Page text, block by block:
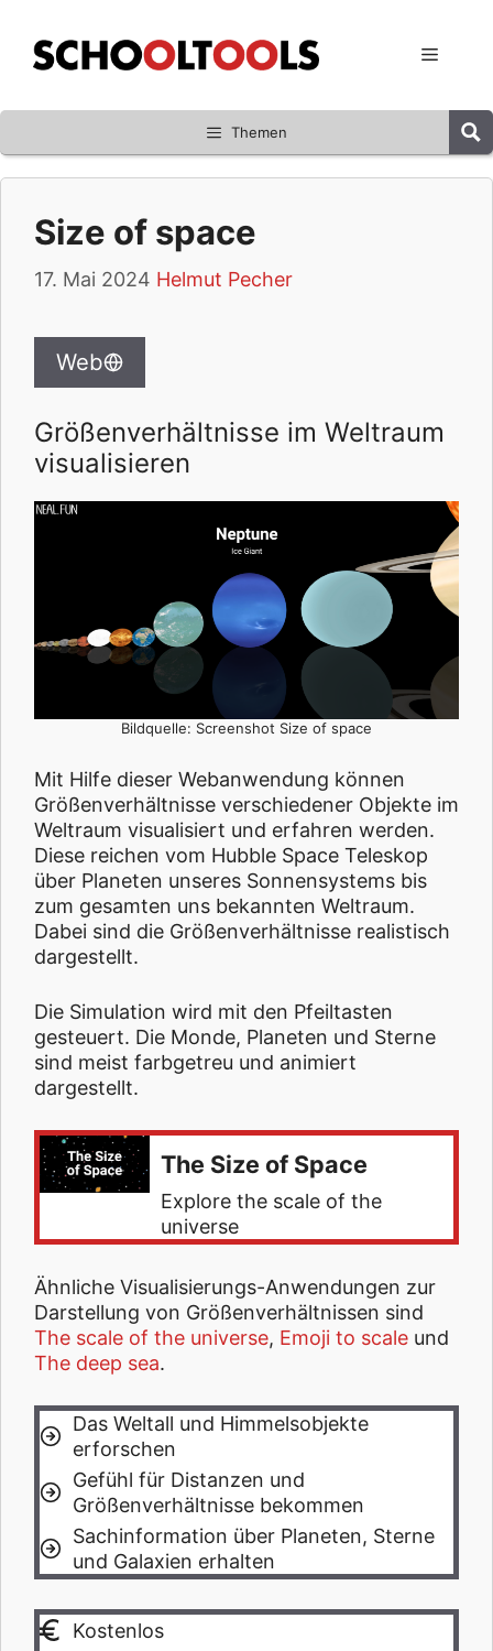
Inhalt
springen
Menü
Themen
Size of space
17. Mai 2024 Helmut Pecher
Web
Größenverhältnisse im Weltraum
visualisieren
Bildquelle: Screenshot Size of space
Mit Hilfe dieser Webanwendung können
Größenverhältnisse verschiedener Objekte im
Weltraum visualisiert und erfahren werden.
Diese reichen vom Hubble Space Teleskop
über Planeten unseres Sonnensystems bis
zum gesamten uns bekannten Weltraum.
Dabei sind die Größenverhältnisse realistisch
dargestellt.
Die Simulation wird mit den Pfeiltasten
gesteuert. Die Monde, Planeten und Sterne
sind meist farbgetreu und animiert
dargestellt.
The Size of Space
Explore the scale of the
universe
Ähnliche Visualisierungs-Anwendungen zur
Darstellung von Größenverhältnissen sind
The scale of the universe, Emoji to scale und
The deep sea.
Das Weltall und Himmelsobjekte
erforschen
Gefühl für Distanzen und
Größenverhältnisse bekommen
Sachinformation über Planeten, Sterne
und Galaxien erhalten
Kostenlos